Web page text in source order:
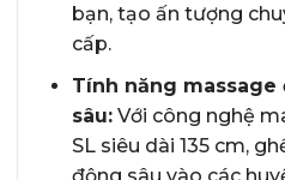
bạn, tạo ấn tượng
cấp.
Tính năng massage
sâu:Với công nghệ
SL siêu dài 135 cm,
động sâu vào các